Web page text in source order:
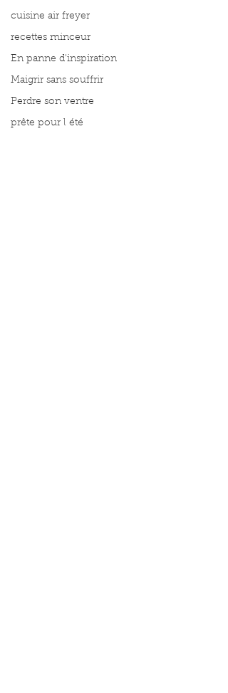
cuisine air freyer
recettes minceur
En panne d'inspiration
Maigrir sans souffrir
Perdre son ventre
prête pour l été